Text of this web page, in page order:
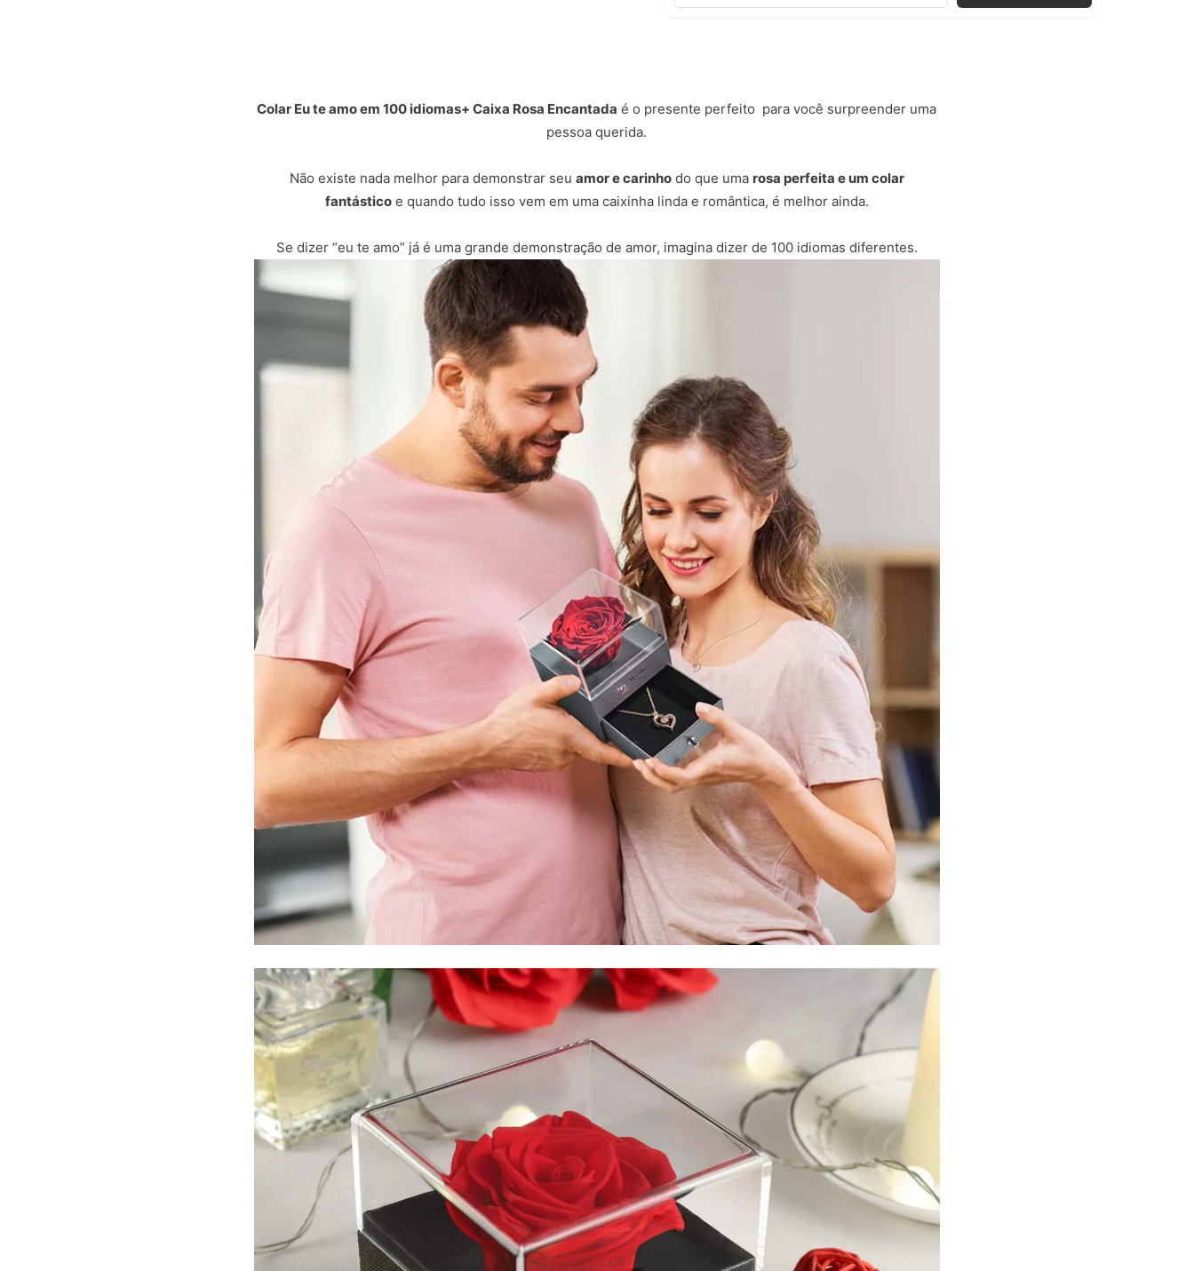
Colar Eu te amo em 100 idiomas+ Caixa Rosa Encantada é o presente perfeito para você surpreender uma
pessoa querida.
Não existe nada melhor para demonstrar seu amor e carinhodo que uma rosa perfeita e um colar
fantásticoe quando tudo isso vem em uma caixinha linda e romântica, é melhor ainda.
Se dizer “eu te amo” já é uma grande demonstração de amor, imagina dizer de 100 idiomas diferentes.